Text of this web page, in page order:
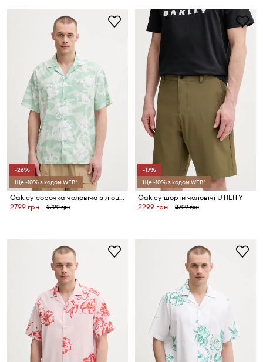
-26%
Ще -10% з кодом WEB*
Oakley сорочка чоловіча з ліоцелем HIBISCUS BREEZE
2799 грн
3799 грн
-17%
Ще -10% з кодом WEB*
Oakley шорти чоловічі UTILITY
2299 грн
2799 грн